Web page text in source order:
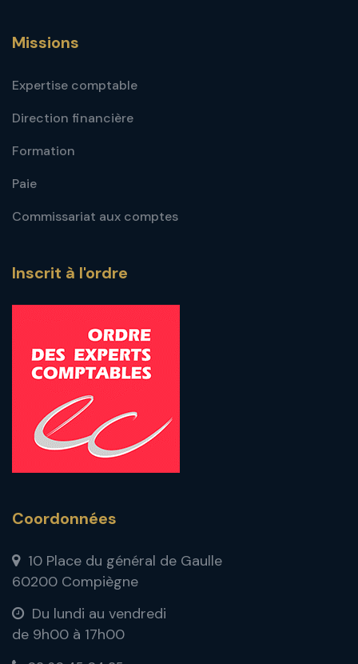
Missions
Expertise comptable
Direction financière
Formation
Paie
Commissariat aux comptes
Inscrit à l'ordre
Coordonnées
10 Place du général de Gaulle
60200 Compiègne
Du lundi au vendredi
de 9h00 à 17h00